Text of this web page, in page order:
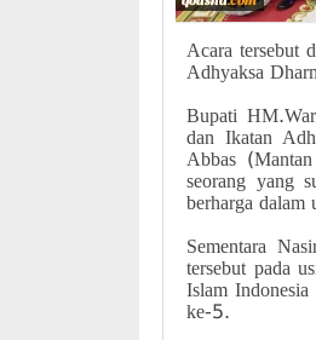
Acara tersebut
Adhyaksa
Bupati
dan Ikatan
Abbas
seorang yang
berharga dalam
Sementara
tersebut pada
Islam
ke-5.